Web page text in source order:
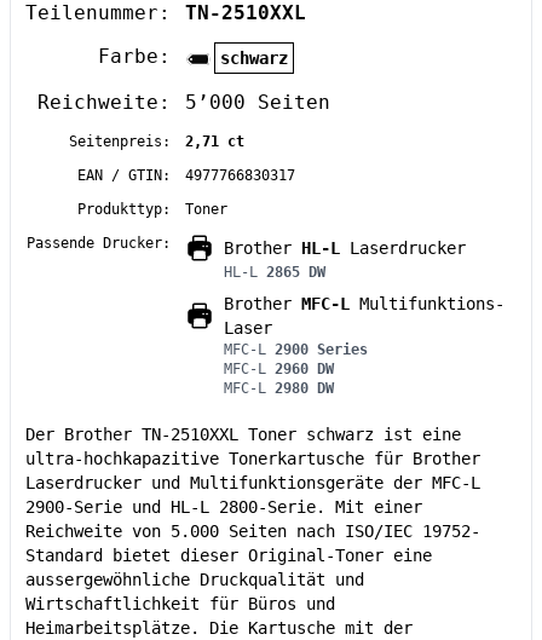
Teilenummer:
TN-2510XXL
Farbe:
schwarz
Reichweite: 5’000 Seiten
Seitenpreis:
2,71 ct
EAN / GTIN:
4977766830317
Produkttyp:
Toner
Passende Drucker:
Brother HL-L Laserdrucker
HL-L 2865 DW
Brother MFC-L
Multifunktions-
Laser
MFC-L 2900 Series
MFC-L 2960 DW
MFC-L 2980 DW
Der Brother TN-2510XXL Toner schwarz ist eine
ultra-hochkapazitive Tonerkartusche für Brother
Laserdrucker und Multifunktionsgeräte der MFC-L
2900-Serie und HL-L 2800-Serie. Mit einer
Reichweite von 5.000 Seiten nach ISO/IEC 19752-
Standard bietet dieser Original-Toner eine
aussergewöhnliche Druckqualität und
Wirtschaftlichkeit für Büros und
Heimarbeitsplätze. Die Kartusche mit der